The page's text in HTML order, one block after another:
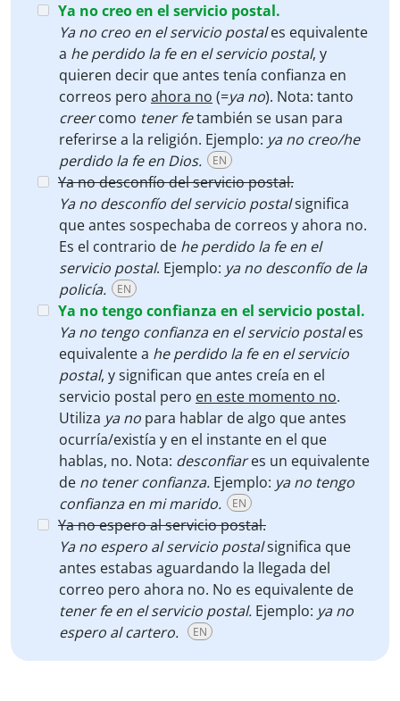
Ya no creo en el servicio postal.
Ya no creo en el servicio postales equivalente
a he perdido la fe en el servicio postal, y
quieren decir que antes tenía confianza en
correos pero ahora no (=ya no). Nota: tanto
creercomo tener fetambién se usan para
referirse a la religión. Ejemplo: ya no creo/he
perdido la fe en Dios.
EN
Ya no desconfío del servicio postal.
Ya no desconfío del servicio postalsignifica
que antes sospechaba de correos y ahora no.
Es el contrario de he perdido la fe en el
servicio postal. Ejemplo: ya no desconfío de la
policía.
EN
Ya no tengo confianza en el servicio postal.
Ya no tengo confianza en el servicio postales
equivalente a he perdido la fe en el servicio
postal, y significan que antes creía en el
servicio postal pero en este momento no.
Utiliza ya no para hablar de algo que antes
ocurría/existía y en el instante en el que
hablas, no. Nota: desconfiares un equivalente
de no tener confianza. Ejemplo: ya no tengo
confianza en mi marido.
EN
Ya no espero al servicio postal.
Ya no espero al servicio postalsignifica que
antes estabas aguardando la llegada del
correo pero ahora no. No es equivalente de
tener fe en el servicio postal. Ejemplo: ya no
espero al cartero.
EN